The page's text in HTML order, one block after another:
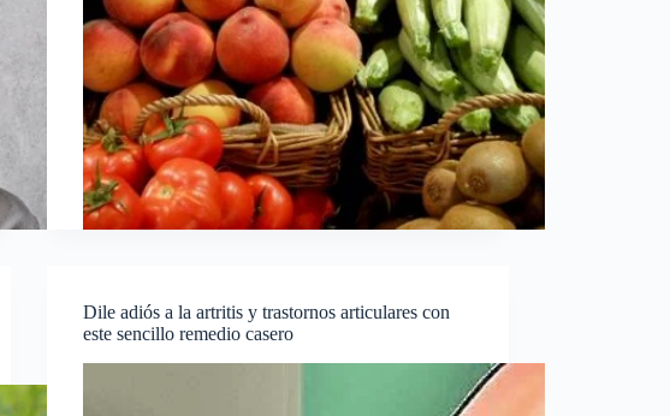
Dile adiós a la artritis y trastornos articulares con
este sencillo remedio casero